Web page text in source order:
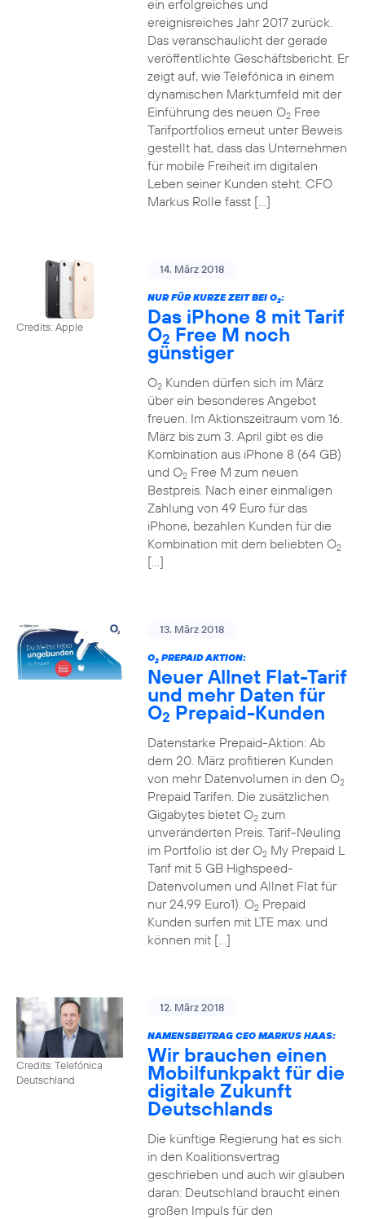
ein erfolgreiches und
ereignisreiches Jahr 2017 zurück.
Das veranschaulicht der gerade
veröffentlichte Geschäftsbericht. Er
zeigt auf, wie Telefónica in einem
dynamischen Marktumfeld mit der
Einführung des neuen O2Free
Tarifportfolios erneut unter Beweis
gestellt hat, dass das Unternehmen
für mobile Freiheit im digitalen
Leben seiner Kunden steht. CFO
Markus Rolle fasst […]
Credits: Apple
14. März 2018
NUR FÜR KURZE ZEIT BEI O2:
Das iPhone 8 mit Tarif
O2 Free M noch
günstiger
O2Kunden dürfen sich im März
über ein besonderes Angebot
freuen. Im Aktionszeitraum vom 16.
März bis zum 3. April gibt es die
Kombination aus iPhone 8 (64 GB)
und O2Free M zum neuen
Bestpreis. Nach einer einmaligen
Zahlung von 49 Euro für das
iPhone, bezahlen Kunden für die
Kombination mit dem beliebten O2
[…]
13. März 2018
O2PREPAID AKTION:
Neuer Allnet Flat-Tarif
und mehr Daten für
O2 Prepaid-Kunden
Datenstarke Prepaid-Aktion: Ab
dem 20. März profitieren Kunden
von mehr Datenvolumen in den O2
Prepaid Tarifen. Die zusätzlichen
Gigabytes bietet O2zum
unveränderten Preis. Tarif-Neuling
im Portfolio ist der O2My Prepaid L
Tarif mit 5 GB Highspeed-
Datenvolumen und Allnet Flat für
nur 24,99 Euro1). O2Prepaid
Kunden surfen mit LTE max. und
können mit […]
Credits: Telefónica
Deutschland
12. März 2018
NAMENSBEITRAG CEO MARKUS HAAS:
Wir brauchen einen
Mobilfunkpakt für die
digitale Zukunft
Deutschlands
Die künftige Regierung hat es sich
in den Koalitionsvertrag
geschrieben und auch wir glauben
daran: Deutschland braucht einen
großen Impuls für den